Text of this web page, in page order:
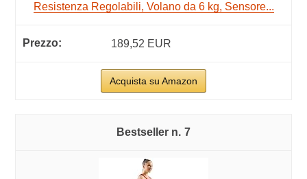
Resistenza Regolabili, Volano da 6 kg, Sensore...
189,52 EUR
Acquista su Amazon
7